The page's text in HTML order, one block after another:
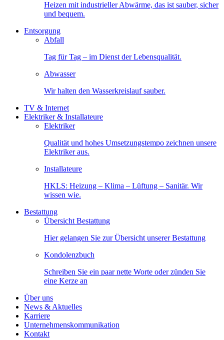
Heizen mit industrieller Abwärme, das ist sauber, sicher
und bequem.
Entsorgung
Abfall
Tag für Tag – im Dienst der Lebensqualität.
Abwasser
Wir halten den Wasserkreislauf sauber.
TV & Internet
Elektriker & Installateure
Elektriker
Qualität und hohes Umsetzungstempo zeichnen unsere
Elektriker aus.
Installateure
HKLS: Heizung – Klima – Lüftung – Sanitär. Wir
wissen wie.
Bestattung
Übersicht Bestattung
Hier gelangen Sie zur Übersicht unserer Bestattung
Kondolenzbuch
Schreiben Sie ein paar nette Worte oder zünden Sie
eine Kerze an
Über uns
News & Aktuelles
Karriere
Unternehmenskommunikation
Kontakt